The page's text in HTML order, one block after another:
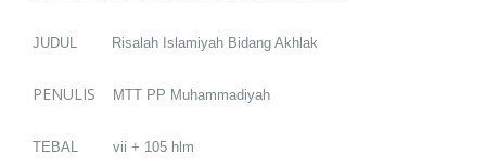
JUDUL Risalah Islamiyah Bidang Akhlak
PENULIS MTT PP Muhammadiyah
TEBAL vii + 105 hlm